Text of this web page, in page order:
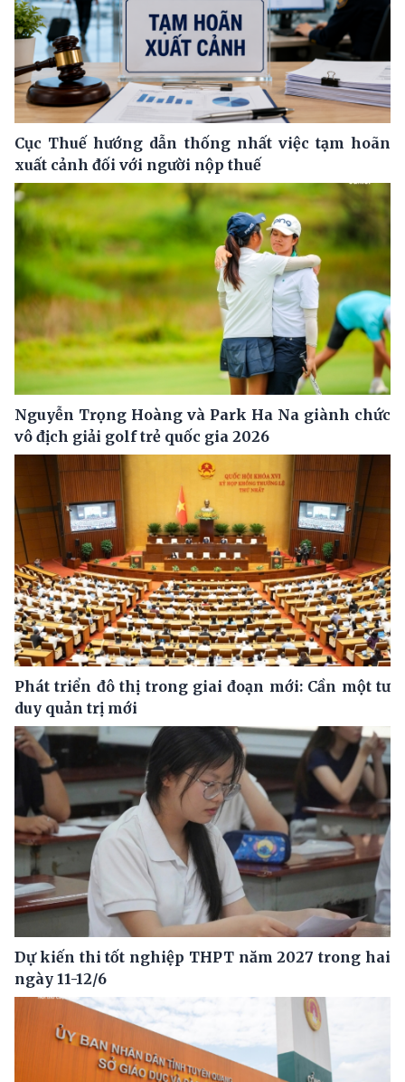
Cục Thuế hướng dẫn thống nhất việc tạm hoãn
xuất cảnh đối với người nộp thuế
Nguyễn Trọng Hoàng và Park Ha Na giành chức
vô địch giải golf trẻ quốc gia 2026
Phát triển đô thị trong giai đoạn mới: Cần một tư
duy quản trị mới
Dự kiến thi tốt nghiệp THPT năm 2027 trong hai
ngày 11-12/6